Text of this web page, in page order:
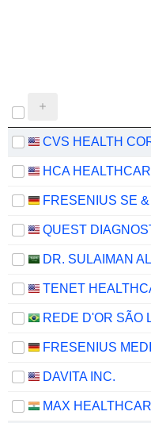
HCA
REDE D'OR SÃO
DAVITA INC.